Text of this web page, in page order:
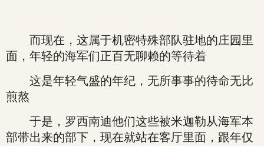
而现在，这属于机密特殊部队驻地的庄园里
面，年轻的海军们正百无聊赖的等待着
这是年轻气盛的年纪，无所事事的待命无比
煎熬
于是，罗西南迪他们这些被米迦勒从海军本
部带出来的部下，现在就站在客厅里面，跟年仅